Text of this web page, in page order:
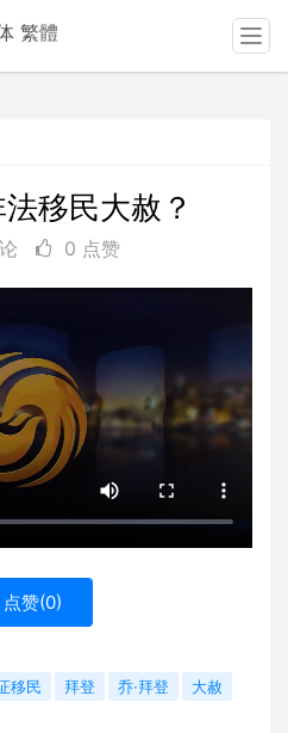
移民大赦？
0 点赞
赞(0)
移民 拜登 乔·拜登 大赦
繁體
T
o
i
n